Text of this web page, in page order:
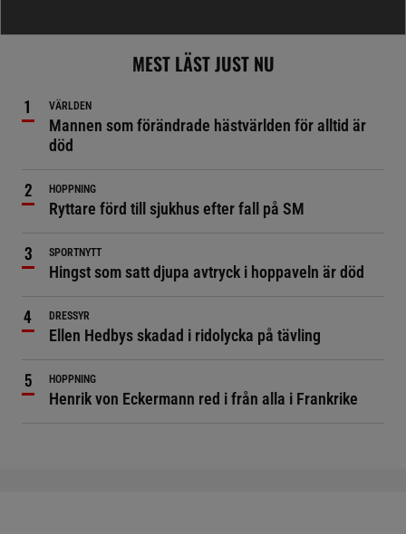
MEST LÄST JUST NU
VÄRLDEN
Mannen som förändrade hästvärlden för alltid är
död
HOPPNING
Ryttare förd till sjukhus efter fall på SM
SPORTNYTT
Hingst som satt djupa avtryck i hoppaveln är död
DRESSYR
Ellen Hedbys skadad i ridolycka på tävling
HOPPNING
Henrik von Eckermann red i från alla i Frankrike